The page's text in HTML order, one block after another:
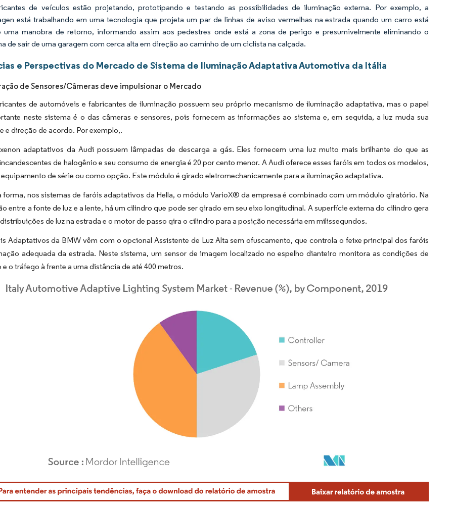
de veículos estão projetando, prototipando e testando as possibilidades de iluminação externa. Por exemplo, a
está trabalhando em uma tecnologia que projeta um par de linhas de aviso vermelhas na estrada quando um carro está
uma manobra de retorno, informando assim aos pedestres onde está a zona de perigo e presumivelmente eliminando o
de sair de uma garagem com cerca alta em direção ao caminho de um ciclista na calçada.
e Perspectivas do Mercado de Sistema de Iluminação Adaptativa Automotiva da Itália
de Sensores/Câmeras deve impulsionar o Mercado
de automóveis e fabricantes de iluminação possuem seu próprio mecanismo de iluminação adaptativa, mas o papel
neste sistema é o das câmeras e sensores, pois fornecem as informações ao sistema e, em seguida, a luz muda sua
e direção de acordo. Por exemplo,.
adaptativos da Audi possuem lâmpadas de descarga a gás. Eles fornecem uma luz muito mais brilhante do que as
de halogênio e seu consumo de energia é 20 por cento menor. A Audi oferece esses faróis em todos os modelos,
de série ou como opção. Este módulo é girado eletromechanicamente para a iluminação adaptativa.
forma, nos sistemas de faróis adaptativos da Hella, o módulo VarioX® da empresa é combinado com um módulo giratório. Na
entre a fonte de luz e a lente, há um cilindro que pode ser girado em seu eixo longitudinal. A superfície externa do cilindro gera
de luz na estrada e o motor de passo gira o cilindro para a posição necessária em milissegundos.
Adaptativos da BMW vêm com o opcional Assistente de Luz Alta sem ofuscamento, que controla o feixe principal dos faróis
adequada da estrada. Neste sistema, um sensor de imagem localizado no espelho dianteiro monitora as condições de
o tráfego à frente a uma distância de até 400 metros.
Intelligence. O reuso requer atribuição conforme CC BY 4.0.